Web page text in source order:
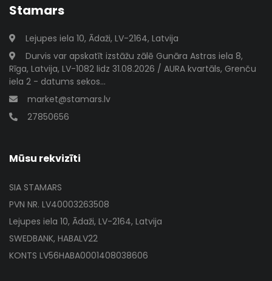
Stamars
Lejupes iela 10, Ādaži, LV-2164, Latvija
Durvis var apskatīt izstāžu zālē Gunāra Astras iela 8,
Rīga, Latvija, LV-1082 lidz 31.08.2026 / AURA kvartāls, Grenču
iela 2 - datums sekos...
market@stamars.lv
27850656
Mūsu rekvizīti
SIA STAMARS
PVN NR. LV40003263508
Lejupes iela 10, Ādaži, LV-2164, Latvija
SWEDBANK, HABALV22
KONTS LV56HABA0001408038606